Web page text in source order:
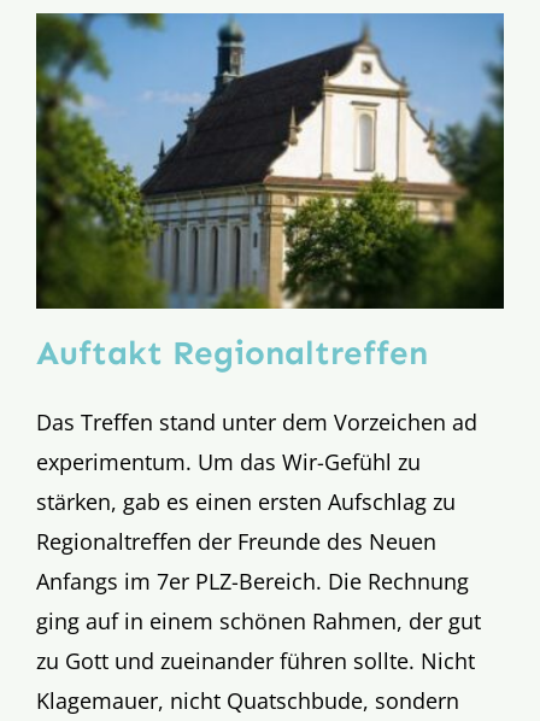
Auftakt Regionaltreffen
Das Treffen stand unter dem Vorzeichen ad
experimentum. Um das Wir-Gefühl zu
stärken, gab es einen ersten Aufschlag zu
Regionaltreffen der Freunde des Neuen
Anfangs im 7er PLZ-Bereich. Die Rechnung
ging auf in einem schönen Rahmen, der gut
zu Gott und zueinander führen sollte. Nicht
Klagemauer, nicht Quatschbude, sondern